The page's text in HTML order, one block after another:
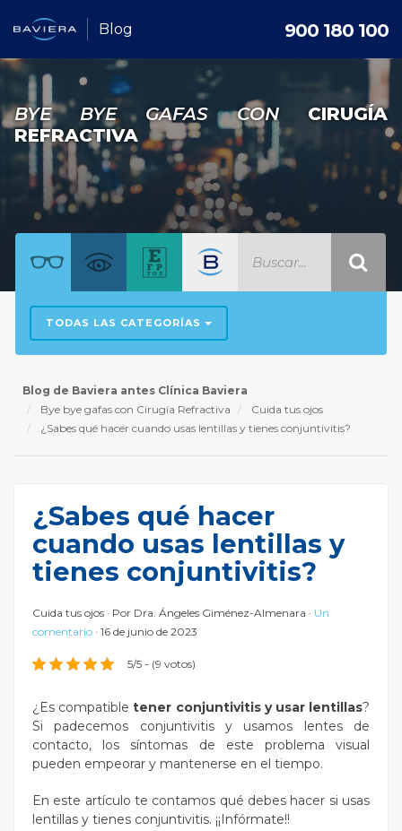
Blog 900 180 100
BYE BYE GAFAS CON CIRUGÍA
REFRACTIVA
TODAS LAS CATEGORÍAS
Blog de Baviera antes Clínica Baviera
Bye bye gafas con Cirugía Refractiva
Cuida tus ojos
¿Sabes qué hacer cuando usas lentillas y tienes conjuntivitis?
¿Sabes qué hacer
cuando usas lentillas y
tienes conjuntivitis?
Cuida tus ojos Por Dra. Ángeles Giménez-Almenara
Un
comentario 16 de junio de 2023
5/5 - (9 votos)
¿Es compatibletener conjuntivitis y usar lentillas?
Si padecemos conjuntivitis y usamos lentes de
contacto, los síntomas de este problema visual
pueden empeorar y mantenerse en el tiempo.
En este artículo te contamos qué debes hacer si usas
lentillas y tienes conjuntivitis. ¡¡Infórmate!!